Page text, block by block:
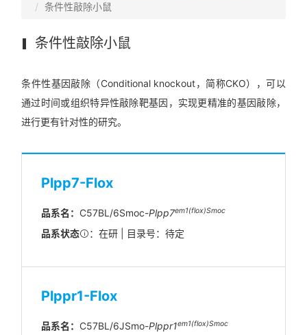
条件性敲除小鼠
条件性敲除小鼠
条件性基因敲除（Conditional knockout，简称CKO），可以
通过时间或组织特异性敲除靶基因，实现更精准的基因敲除，
进行更有针对性的研究。
Plpp7-Flox
品系名： C57BL/6Smoc-Plpp7em1(flox)Smoc
品系状态 ：在研 | 目录号：待定
Plppr1-Flox
品系名： C57BL/6JSmo-Plppr1em1(flox)Smoc